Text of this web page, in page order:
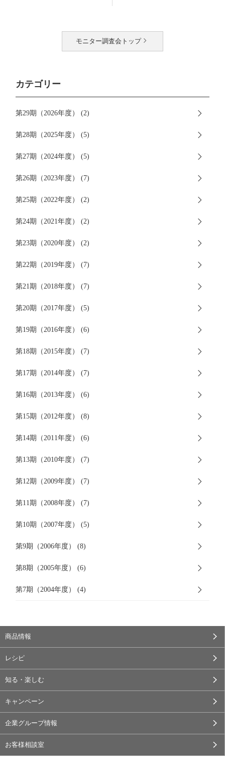
モニター調査会トップ
カテゴリー
第29期（2026年度） (2)
第28期（2025年度） (5)
第27期（2024年度） (5)
第26期（2023年度） (7)
第25期（2022年度） (2)
第24期（2021年度） (2)
第23期（2020年度） (2)
第22期（2019年度） (7)
第21期（2018年度） (7)
第20期（2017年度） (5)
第19期（2016年度） (6)
第18期（2015年度） (7)
第17期（2014年度） (7)
第16期（2013年度） (6)
第15期（2012年度） (8)
第14期（2011年度） (6)
第13期（2010年度） (7)
第12期（2009年度） (7)
第11期（2008年度） (7)
第10期（2007年度） (5)
第9期（2006年度） (8)
第8期（2005年度） (6)
第7期（2004年度） (4)
商品情報
レシピ
知る・楽しむ
キャンペーン
企業グループ情報
お客様相談室